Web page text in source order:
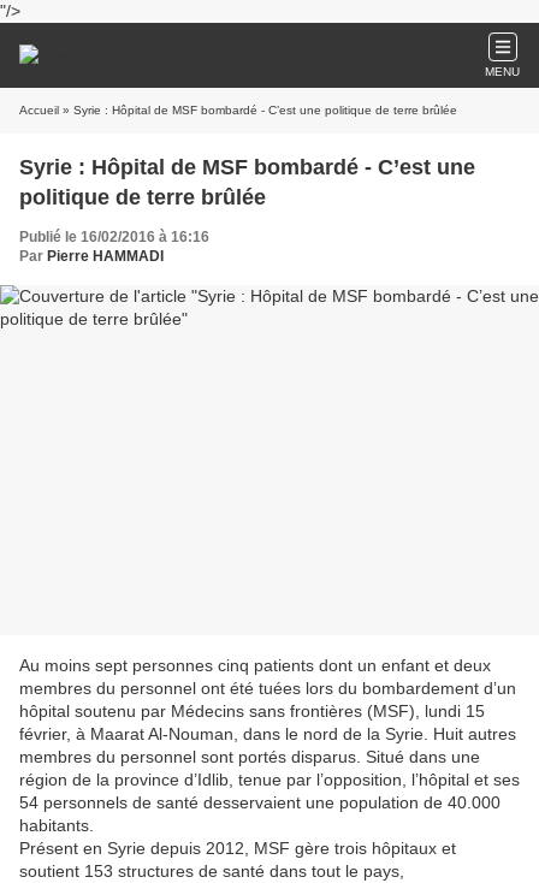
"/>
MENU
Accueil » Syrie : Hôpital de MSF bombardé - C’est une politique de terre brûlée
Syrie : Hôpital de MSF bombardé - C’est une
politique de terre brûlée
Publié le 16/02/2016 à 16:16
Par Pierre HAMMADI
Au moins sept personnes cinq patients dont un enfant et deux
membres du personnel ont été tuées lors du bombardement d’un
hôpital soutenu par Médecins sans frontières (MSF), lundi 15
février, à Maarat Al-Nouman, dans le nord de la Syrie. Huit autres
membres du personnel sont portés disparus. Situé dans une
région de la province d’Idlib, tenue par l’opposition, l’hôpital et ses
54 personnels de santé desservaient une population de 40.000
habitants.
Présent en Syrie depuis 2012, MSF gère trois hôpitaux et
soutient 153 structures de santé dans tout le pays,